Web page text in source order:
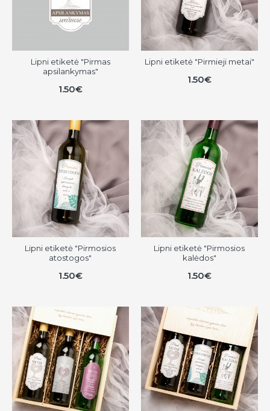
Lipni etiketė "Pirmas
apsilankymas"
1.50€
Lipni etiketė "Pirmieji metai"
1.50€
Lipni etiketė "Pirmosios
atostogos"
1.50€
Lipni etiketė "Pirmosios
kalėdos"
1.50€